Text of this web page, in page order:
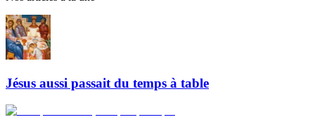
Jésus aussi passait du temps à table